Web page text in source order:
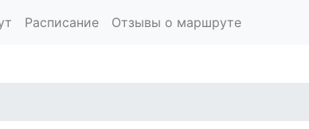
Расписание Отзывы о маршруте